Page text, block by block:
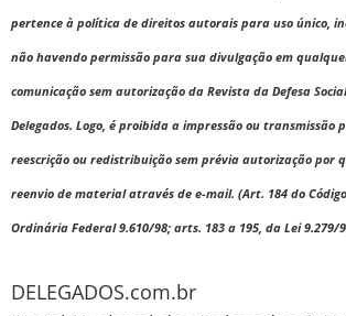
pertence à política de direitos autorais para uso único,
não havendo permissão para sua divulgação em
comunicação sem autorização da Revista da Defesa
Delegados. Logo, é proibida a impressão ou transmissão
reescrição ou redistribuição sem prévia autorização por
reenvio de material através de e-mail. (Art. 184 do
Ordinária Federal 9.610/98; arts. 183 a 195, da Lei 9.279/
DELEGADOS.com.br